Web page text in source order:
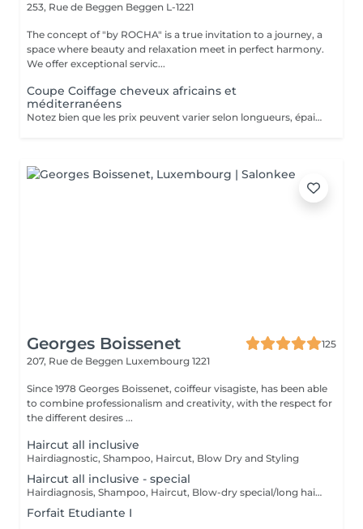
253, Rue de Beggen Beggen L-1221
The concept of "by ROCHA" is a true invitation to a journey, a
space where beauty and relaxation meet in perfect harmony.
We offer exceptional servic...
Coupe Coiffage cheveux africains et
méditerranéens
Notez bien que les prix peuvent varier selon longueurs, épaisseur et la complexité du travail.
Georges Boissenet
125
207, Rue de Beggen Luxembourg 1221
Since 1978 Georges Boissenet, coiffeur visagiste, has been able
to combine professionalism and creativity, with the respect for
the different desires ...
Haircut all inclusive
Hairdiagnostic, Shampoo, Haircut, Blow Dry and Styling
Haircut all inclusive - special
Hairdiagnosis, Shampoo, Haircut, Blow-dry special/long hair & Styling
Forfait Etudiante I